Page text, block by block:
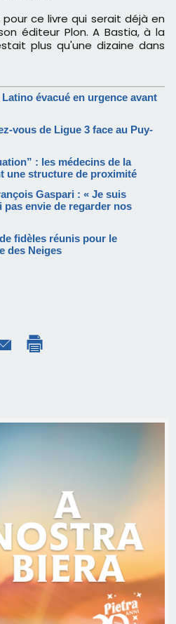
ce livre qui serait déjà en
éditeur Plon. A Bastia, à la
plus qu'une dizaine dans
évacué en urgence avant
vous de Ligue 3 face au Puy-
: les médecins de la
une structure de proximité
Gaspari : « Je suis
envie de regarder nos
fidèles réunis pour le
des Neiges